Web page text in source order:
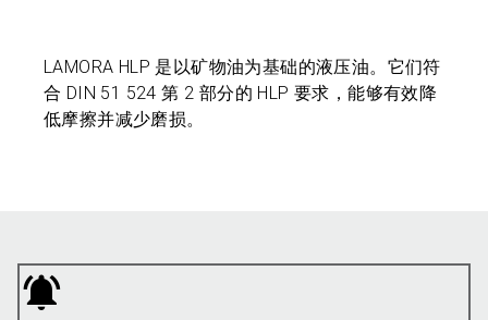
LAMORA HLP 是以矿物油为基础的液压油。它们符
合 DIN 51 524 第 2 部分的 HLP 要求，能够有效降
低摩擦并减少磨损。